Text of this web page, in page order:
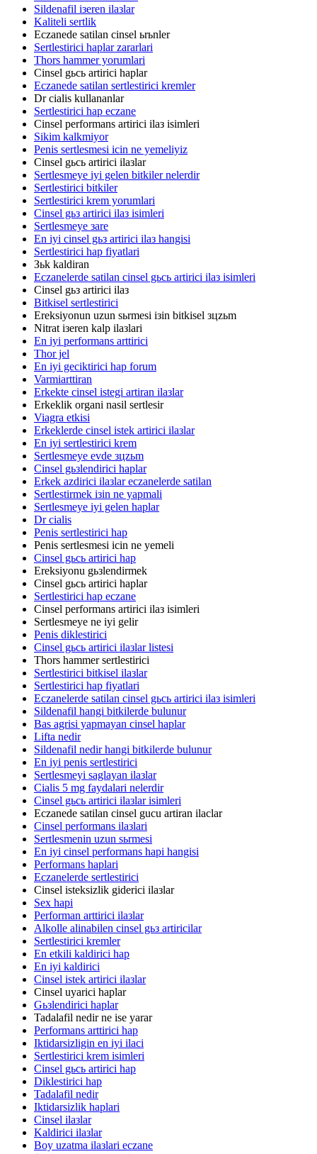
Sildenafil iзeren ilaзlar
Kaliteli sertlik
Eczanede satilan cinsel ьrьnler
Sertlestirici haplar zararlari
Thors hammer yorumlari
Cinsel gьcь artirici haplar
Eczanede satilan sertlestirici kremler
Dr cialis kullananlar
Sertlestirici hap eczane
Cinsel performans artirici ilaз isimleri
Sikim kalkmiyor
Penis sertlesmesi icin ne yemeliyiz
Cinsel gьcь artirici ilaзlar
Sertlesmeye iyi gelen bitkiler nelerdir
Sertlestirici bitkiler
Sertlestirici krem yorumlari
Cinsel gьз artirici ilaз isimleri
Sertlesmeye зare
En iyi cinsel gьз artirici ilaз hangisi
Sertlestirici hap fiyatlari
Зьk kaldiran
Eczanelerde satilan cinsel gьcь artirici ilaз isimleri
Cinsel gьз artirici ilaз
Bitkisel sertlestirici
Ereksiyonun uzun sьrmesi iзin bitkisel зцzьm
Nitrat iзeren kalp ilaзlari
En iyi performans arttirici
Thor jel
En iyi geciktirici hap forum
Varmiarttiran
Erkekte cinsel istegi artiran ilaзlar
Erkeklik organi nasil sertlesir
Viagra etkisi
Erkeklerde cinsel istek artirici ilaзlar
En iyi sertlestirici krem
Sertlesmeye evde зцzьm
Cinsel gьзlendirici haplar
Erkek azdirici ilaзlar eczanelerde satilan
Sertlestirmek iзin ne yapmali
Sertlesmeye iyi gelen haplar
Dr cialis
Penis sertlestirici hap
Penis sertlesmesi icin ne yemeli
Cinsel gьcь artirici hap
Ereksiyonu gьзlendirmek
Cinsel gьcь artirici haplar
Sertlestirici hap eczane
Cinsel performans artirici ilaз isimleri
Sertlesmeye ne iyi gelir
Penis diklestirici
Cinsel gьcь artirici ilaзlar listesi
Thors hammer sertlestirici
Sertlestirici bitkisel ilaзlar
Sertlestirici hap fiyatlari
Eczanelerde satilan cinsel gьcь artirici ilaз isimleri
Sildenafil hangi bitkilerde bulunur
Bas agrisi yapmayan cinsel haplar
Lifta nedir
Sildenafil nedir hangi bitkilerde bulunur
En iyi penis sertlestirici
Sertlesmeyi saglayan ilaзlar
Cialis 5 mg faydalari nelerdir
Cinsel gьcь artirici ilaзlar isimleri
Eczanede satilan cinsel gucu artiran ilaclar
Cinsel performans ilaзlari
Sertlesmenin uzun sьrmesi
En iyi cinsel performans hapi hangisi
Performans haplari
Eczanelerde sertlestirici
Cinsel isteksizlik giderici ilaзlar
Sex hapi
Performan arttirici ilaзlar
Alkolle alinabilen cinsel gьз artiricilar
Sertlestirici kremler
En etkili kaldirici hap
En iyi kaldirici
Cinsel istek artirici ilaзlar
Cinsel uyarici haplar
Gьзlendirici haplar
Tadalafil nedir ne ise yarar
Performans arttirici hap
Iktidarsizligin en iyi ilaci
Sertlestirici krem isimleri
Cinsel gьcь artirici hap
Diklestirici hap
Tadalafil nedir
Iktidarsizlik haplari
Cinsel ilaзlar
Kaldirici ilaзlar
Boy uzatma ilaзlari eczane